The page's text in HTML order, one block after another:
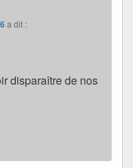
a dit :
disparaître de nos